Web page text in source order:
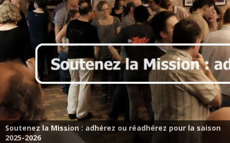
Soutenez la Mission : adhérez ou réadhérez pour la saison
2025-2026